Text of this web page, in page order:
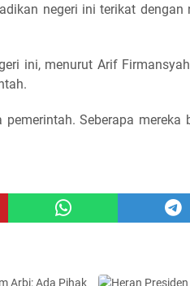
negeri ini terikat dengan
ini, menurut Arif
Seberapa mereka